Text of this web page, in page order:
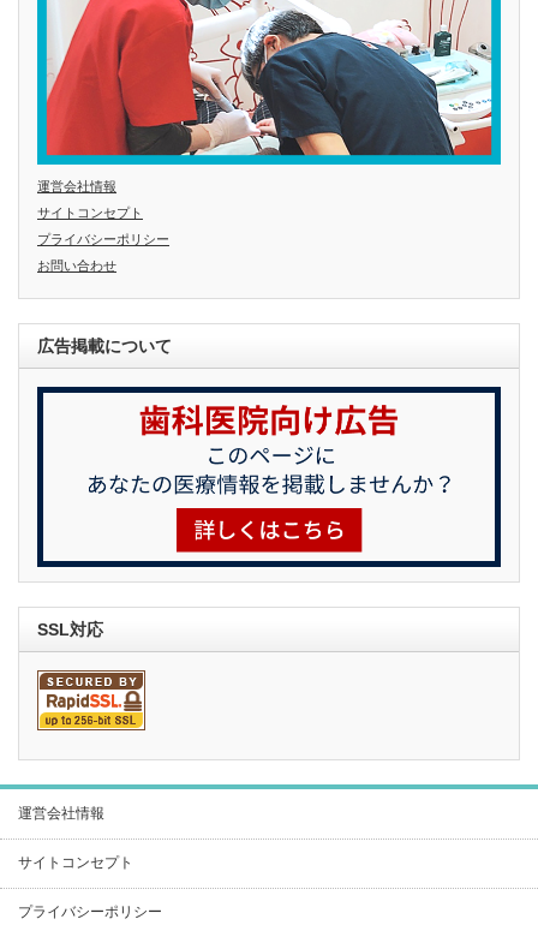
運営会社情報
サイトコンセプト
プライバシーポリシー
お問い合わせ
広告掲載について
SSL対応
運営会社情報
サイトコンセプト
プライバシーポリシー